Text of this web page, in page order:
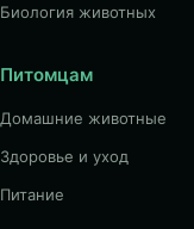
Биология животных
Питомцам
Домашние животные
Здоровье и уход
Питание